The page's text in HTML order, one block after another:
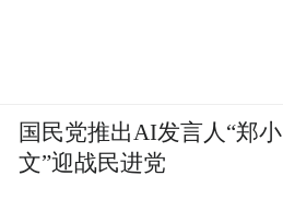
国民党推出AI发言人“郑小
文”迎战民进党